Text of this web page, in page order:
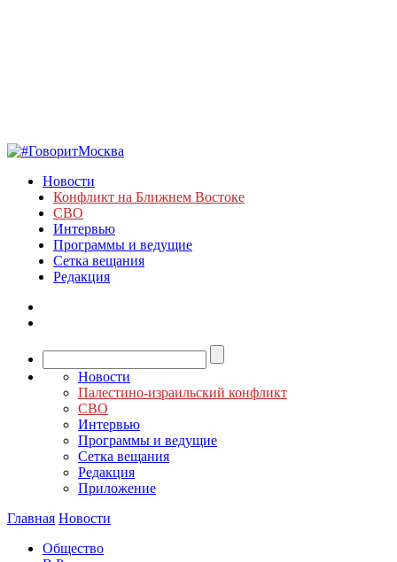
Новости
Конфликт на Ближнем Востоке
СВО
Интервью
Программы и ведущие
Сетка вещания
Редакция
Новости
Палестино-израильский конфликт
СВО
Интервью
Программы и ведущие
Сетка вещания
Редакция
Приложение
Главная Новости
Общество